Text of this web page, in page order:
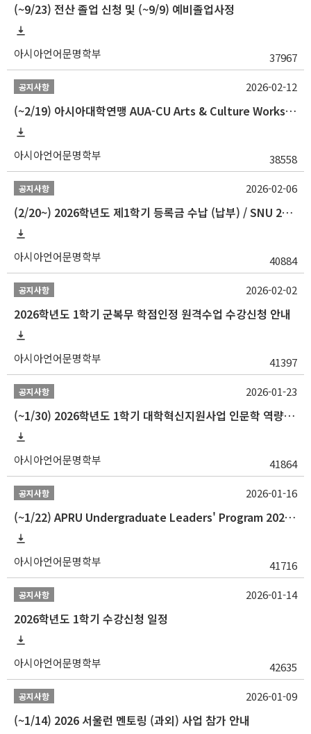
(~9/23) 전산 졸업 신청 및 (~9/9) 예비졸업사정
아시아언어문명학부 37967
공지사항
(~2/19) 아시아대학연맹 AUA-CU Arts & Culture Workshop Camp 2026 참가자 선발 안내
아시아언어문명학부 38558
2026-02-12
공지사항
(2/20~) 2026학년도 제1학기 등록금 수납 (납부) / SNU 26-1 Tuition fee payment notice
아시아언어문명학부 40884
2026-02-06
공지사항
2026학년도 1학기 군복무 학점인정 원격수업 수강신청 안내
아시아언어문명학부 41397
2026-02-02
공지사항
(~1/30) 2026학년도 1학기 대학혁신지원사업 인문학 역량강화 학업지원금 지원 선발 안내(학·석·박사)
아시아언어문명학부 41864
2026-01-23
공지사항
(~1/22) APRU Undergraduate Leaders' Program 2026 프로그램 참가자 모집
아시아언어문명학부 41716
2026-01-16
공지사항
2026학년도 1학기 수강신청 일정
아시아언어문명학부 42635
2026-01-14
공지사항
(~1/14) 2026 서울런 멘토링 (과외) 사업 참가 안내
2026-01-09